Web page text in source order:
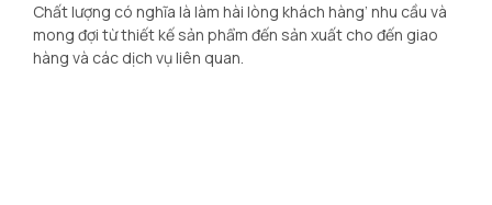
Chất lượng có nghĩa là làm hài lòng khách hàng’ nhu cầu và
mong đợi từ thiết kế sản phẩm đến sản xuất cho đến giao
hàng và các dịch vụ liên quan.